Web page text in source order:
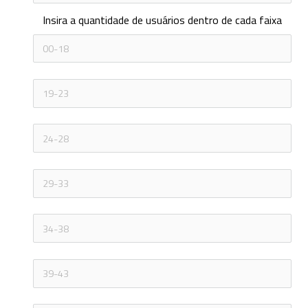
Insira a quantidade de usuários dentro de cada faixa